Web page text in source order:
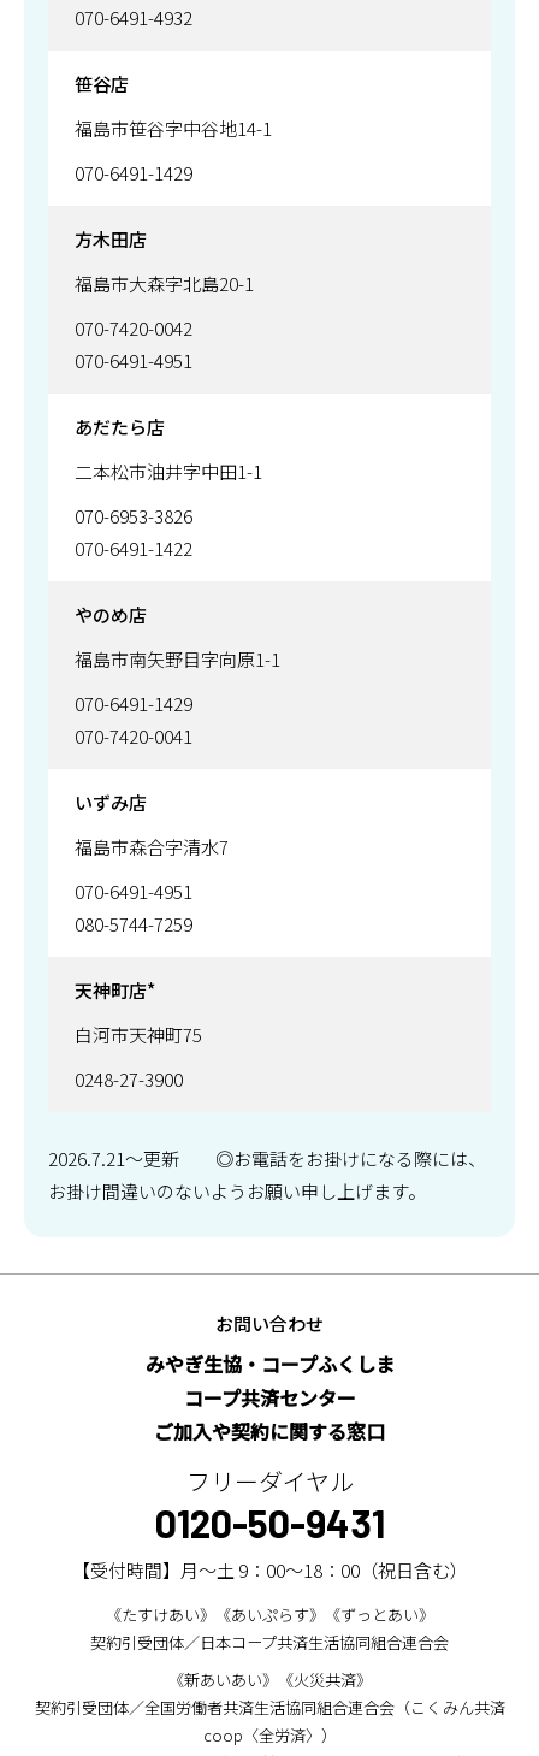
070-6491-4932
笹谷店
福島市笹谷字中谷地14-1
070-6491-1429
方木田店
福島市大森字北島20-1
070-7420-0042
070-6491-4951
あだたら店
二本松市油井字中田1-1
070-6953-3826
070-6491-1422
やのめ店
福島市南矢野目字向原1-1
070-6491-1429
070-7420-0041
いずみ店
福島市森合字清水7
070-6491-4951
080-5744-7259
天神町店*
白河市天神町75
0248-27-3900
2026.7.21～更新 ◎お電話をお掛けになる際には、
お掛け間違いのないようお願い申し上げます。
お問い合わせ
みやぎ生協・コープふくしま
コープ共済センター
ご加入や契約に関する窓口
フリーダイヤル
0120-50-9431
【受付時間】月～土 9：00～18：00（祝日含む）
《たすけあい》《あいぷらす》《ずっとあい》
契約引受団体／日本コープ共済生活協同組合連合会
《新あいあい》《火災共済》
契約引受団体／全国労働者共済生活協同組合連合会（こくみん共済
coop〈全労済〉）